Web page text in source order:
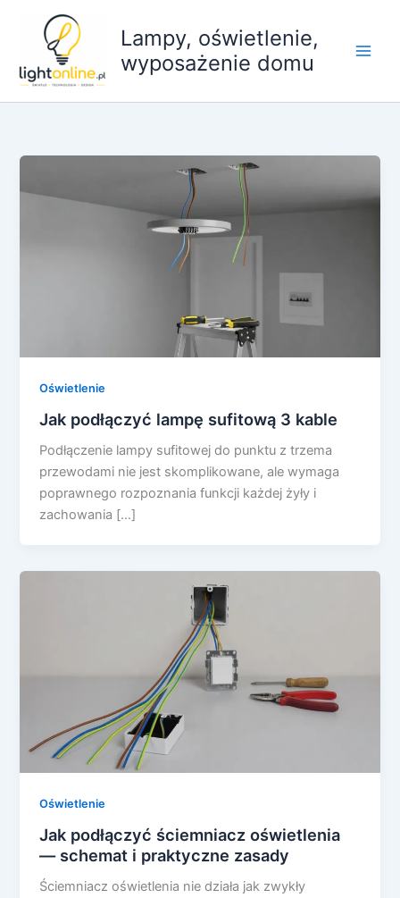
Lampy, oświetlenie,
wyposażenie domu
Oświetlenie
Jak podłączyć lampę sufitową 3 kable
Podłączenie lampy sufitowej do punktu z trzema
przewodami nie jest skomplikowane, ale wymaga
poprawnego rozpoznania funkcji każdej żyły i
zachowania […]
Oświetlenie
Jak podłączyć ściemniacz oświetlenia
— schemat i praktyczne zasady
Ściemniacz oświetlenia nie działa jak zwykły